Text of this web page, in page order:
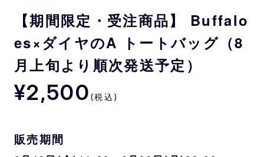
【期間限定・受注商品】 Buffalo
es×ダイヤのA トートバッグ（8
月上旬より順次発送予定）
¥2,500 (税込)
販売期間